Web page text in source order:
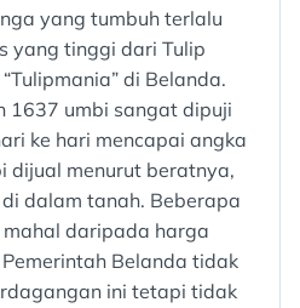
yang tumbuh terlalu
yang tinggi dari Tulip
di Belanda.
1637 umbi sangat dipuji
ke hari mencapai angka
dijual menurut beratnya,
dalam tanah. Beberapa
daripada harga
Belanda tidak
ini tetapi tidak